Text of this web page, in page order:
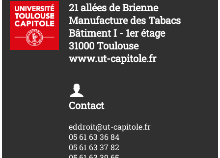
21 allées de Brienne
Manufacture des Tabacs
Bâtiment I - 1er étage
31000 Toulouse
www.ut-capitole.fr
Contact
eddroit@ut-capitole.fr
05 61 63 36 84
05 61 63 37 82